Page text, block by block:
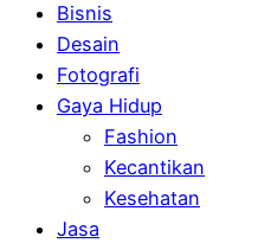
Bisnis
Desain
Fotografi
Gaya Hidup
Fashion
Kecantikan
Kesehatan
Jasa